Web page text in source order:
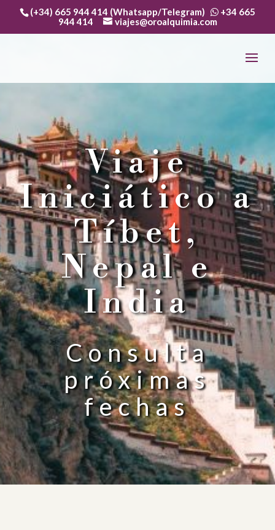
(+34) 665 944 414 (Whatsapp/Telegram)
+34 665
944 414
viajes@oroalquimia.com
Viaje
Iniciático a
Tíbet,
Nepal e
India
Consulta
próximas
fechas